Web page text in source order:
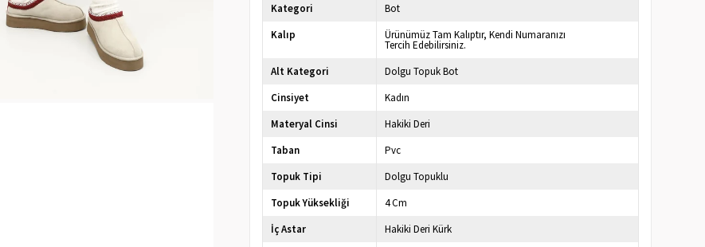
Kategori
Bot
Kalıp
Ürünümüz Tam Kalıptır, Kendi Numaranızı
Tercih Edebilirsiniz.
Alt Kategori
Dolgu Topuk Bot
Cinsiyet
Kadın
Materyal Cinsi
Hakiki Deri
Taban
Pvc
Topuk Tipi
Dolgu Topuklu
Topuk Yüksekliği
4 Cm
İç Astar
Hakiki Deri Kürk